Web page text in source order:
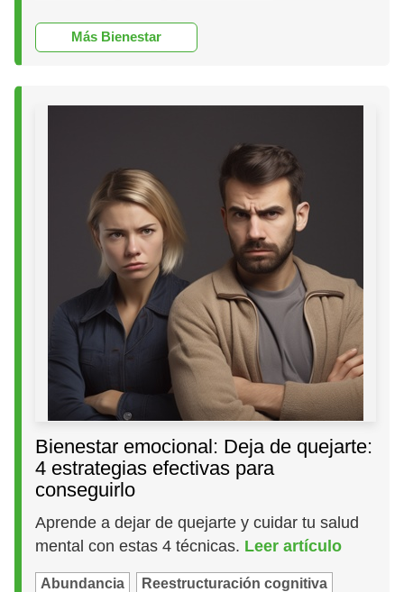
Más Bienestar
Bienestar emocional: Deja de quejarte:
4 estrategias efectivas para
conseguirlo
Aprende a dejar de quejarte y cuidar tu salud
mental con estas 4 técnicas. Leer artículo
Abundancia Reestructuración cognitiva